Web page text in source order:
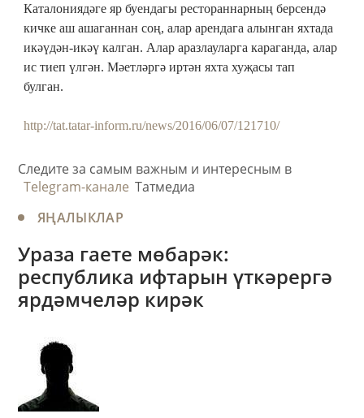
Каталониядәге яр буендагы рестораннарның берсендә
кичке аш ашаганнан соң, алар арендага алынган яхтада
икәүдән-икәү калган. Алар аразлауларга караганда, алар
ис тиеп үлгән. Мәетләргә иртән яхта хуҗасы тап
булган.
http://tat.tatar-inform.ru/news/2016/06/07/121710/
Следите за самым важным и интересным в
Telegram-канале Татмедиа
ЯҢАЛЫКЛАР
Ураза гаете мөбарәк:
республика ифтарын үткәрергә
ярдәмчеләр кирәк